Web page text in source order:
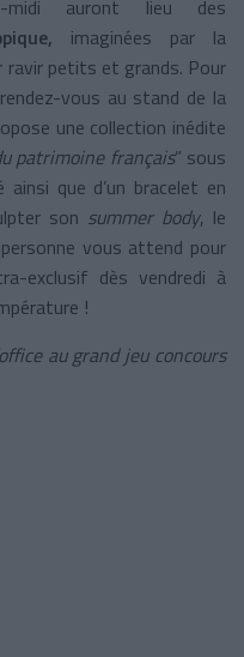
midi auront lieu des
imaginées par la
ravir petits et grands. Pour
vous au stand de la
une collection inédite
patrimoine français” sous
que d’un bracelet en
son summer body, le
vous attend pour
exclusif dès vendredi à
!
au grand jeu concours